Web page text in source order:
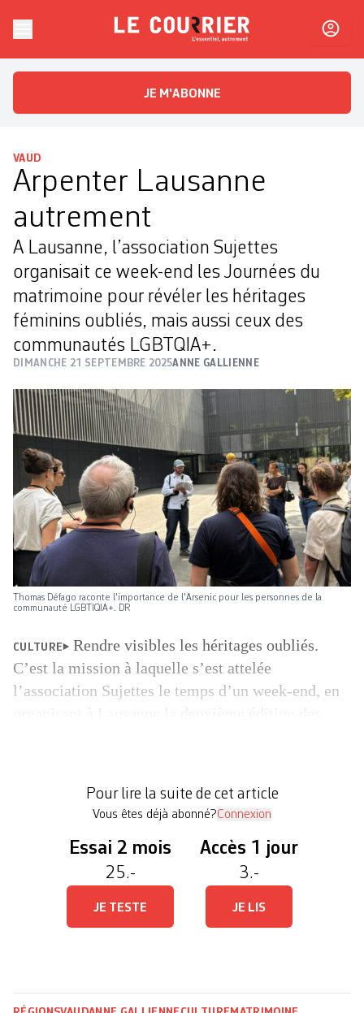
Le CourrierL'essentiel, autrement
JE M'ABONNE
VAUD
Arpenter Lausanne
autrement
A Lausanne, l’association Sujettes
organisait ce week-end les Journées du
matrimoine pour révéler les héritages
féminins oubliés, mais aussi ceux des
communautés LGBTQIA+.
DIMANCHE 21 SEPTEMBRE 2025ANNE GALLIENNE
Thomas Défago raconte l'importance de l'Arsenic pour les personnes de la
communauté LGBTIQIA+. DR
CULTURE
Rendre visibles les héritages oubliés.
C’est la mission à laquelle s’est attelée
l’association Sujettes le temps d’un week-end, en
dominants. «Si nous […]
Pour lire la suite de cet article
Vous êtes déjà abonné?Connexion
Essai 2 mois
25.-
JE TESTE
Accès 1 jour
3.-
JE LIS